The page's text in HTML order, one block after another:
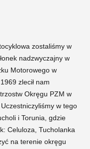
zostaliśmy w
nadzwyczajny w
Motorowego w
zlecił nam
Okręgu PZM w
w tego
i Torunia, gdzie
Celuloza, Tucholanka
na terenie okręgu